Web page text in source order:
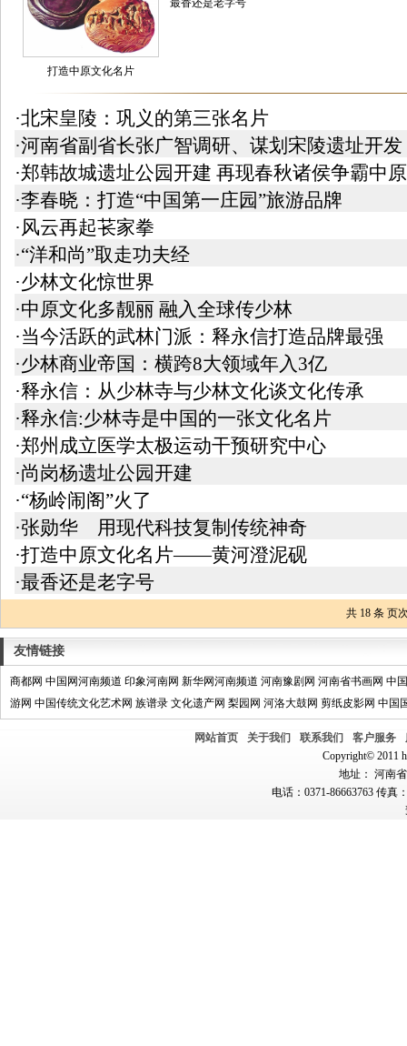
打造中原文化名片
最香还是老字号
·北宋皇陵：巩义的第三张名片
·河南省副省长张广智调研、谋划宋陵遗址开发
·郑韩故城遗址公园开建 再现春秋诸侯争霸中原
·李春晓：打造“中国第一庄园”旅游品牌
·风云再起苌家拳
·“洋和尚”取走功夫经
·少林文化惊世界
·中原文化多靓丽 融入全球传少林
·当今活跃的武林门派：释永信打造品牌最强
·少林商业帝国：横跨8大领域年入3亿
·释永信：从少林寺与少林文化谈文化传承
·释永信:少林寺是中国的一张文化名片
·郑州成立医学太极运动干预研究中心
·尚岗杨遗址公园开建
·“杨岭闹阁”火了
·张勋华 用现代科技复制传统神奇
·打造中原文化名片——黄河澄泥砚
·最香还是老字号
共 18 条 页
友情链接
商都网 中国网河南频道 印象河南网 新华网河南频道 河南豫剧网 河南省书画网 中
游网 中国传统文化艺术网 族谱录 文化遗产网 梨园网 河洛大鼓网 剪纸皮影网 中国
网站首页 关于我们 联系我们 客户服务
Copyright© 2011
地址： 河南
电话：0371-86663763 传真